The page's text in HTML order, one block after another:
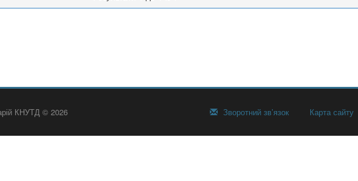
КНУТД © 2026 Зворотний зв’язок Карта сайту